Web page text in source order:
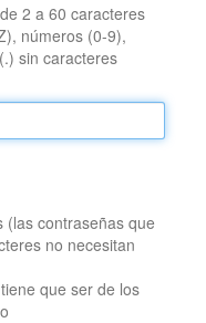
2 a 60 caracteres
números (0-9),
sin caracteres
(las contraseñas que
no necesitan
que ser de los